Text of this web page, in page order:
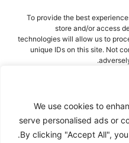
We use cookies to
serve personalised ads or
By clicking "Accept All",
To provide the best
store and/or access
technologies will allow us to
unique IDs on this site. Not
074-7408590
office@luxury-motors.co.il